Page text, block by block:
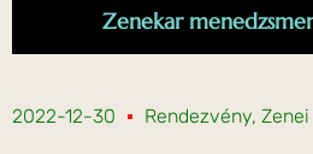
Zenekar
2022-12-30 Rendezvény,